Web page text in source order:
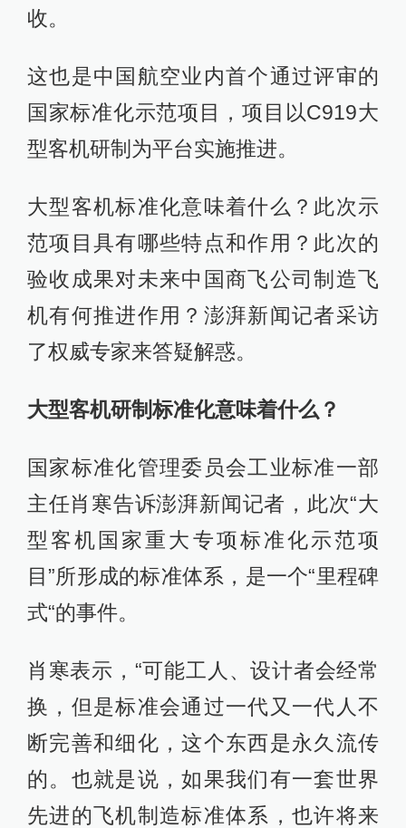
收。
这也是中国航空业内首个通过评审的
国家标准化示范项目，项目以C919大
型客机研制为平台实施推进。
大型客机标准化意味着什么？此次示
范项目具有哪些特点和作用？此次的
验收成果对未来中国商飞公司制造飞
机有何推进作用？澎湃新闻记者采访
了权威专家来答疑解惑。
大型客机研制标准化意味着什么？
国家标准化管理委员会工业标准一部
主任肖寒告诉澎湃新闻记者，此次“大
型客机国家重大专项标准化示范项
目”所形成的标准体系，是一个“里程碑
式“的事件。
肖寒表示，“可能工人、设计者会经常
换，但是标准会通过一代又一代人不
断完善和细化，这个东西是永久流传
的。也就是说，如果我们有一套世界
先进的飞机制造标准体系，也许将来